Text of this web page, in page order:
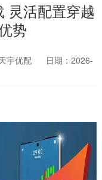
灵活配置穿越
势
宇优配
日期：2026-